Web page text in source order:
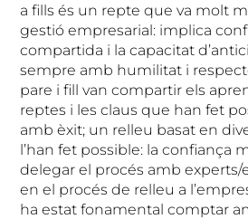
a fills és un repte que va molt
gestió empresarial: implica
compartida i la capacitat
sempre amb humilitat i
pare i fill van compartir els
reptes i les claus que han fet
amb èxit; un relleu basat en
l’han fet possible: la confiança
delegar el procés amb
en el procés de relleu a
ha estat fonamental comptar